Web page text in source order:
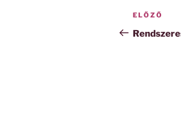
Korábbi
bejegyzés
ELŐZŐ